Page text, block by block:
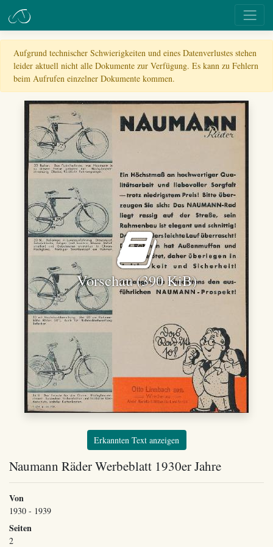
Aufgrund technischer Schwierigkeiten und eines Datenverlustes stehen
leider aktuell nicht alle Dokumente zur Verfügung. Es kann zu Fehlern
beim Aufrufen einzelner Dokumente kommen.
Vorschau (390 KiB)
Erkannten Text anzeigen
Naumann Räder Werbeblatt 1930er Jahre
Von
1930 - 1939
Seiten
2